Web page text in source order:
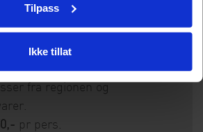
Tilpass
Ikke tillat
på matlaging en kveld.
en flott spekeaften
fra regionen og
pr pers.